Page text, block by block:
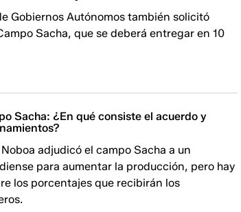
Gobiernos Autónomos también solicitó
Sacha, que se deberá entregar en 10
Sacha: ¿En qué consiste el acuerdo y
adjudicó el campo Sacha a un
para aumentar la producción, pero hay
los porcentajes que recibirán los